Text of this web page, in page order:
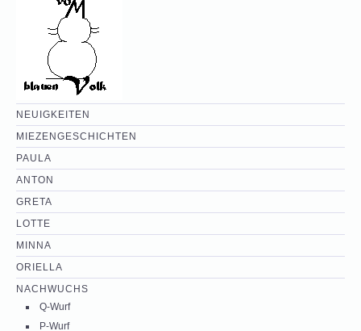
NEUIGKEITEN
MIEZENGESCHICHTEN
PAULA
ANTON
GRETA
LOTTE
MINNA
ORIELLA
NACHWUCHS
Q-Wurf
P-Wurf